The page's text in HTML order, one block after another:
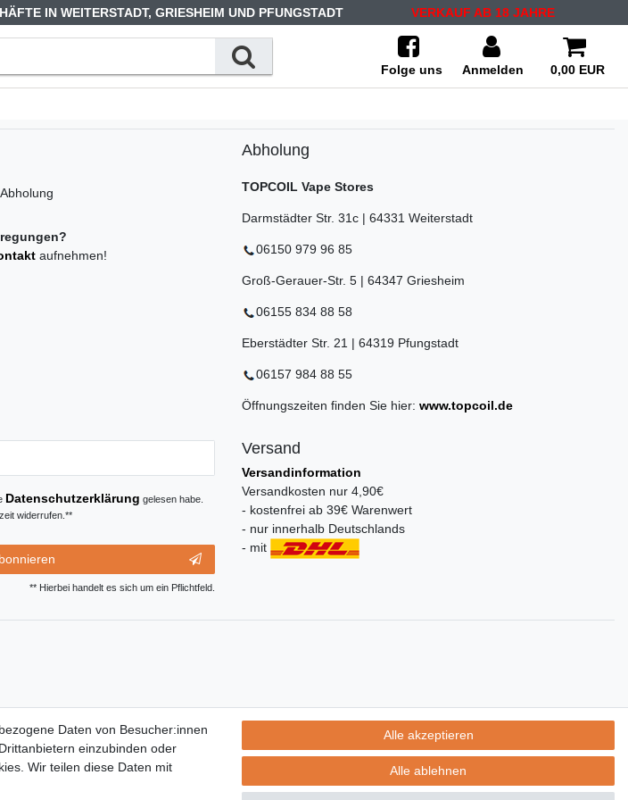
IN WEITERSTADT, GRIESHEIM UND PFUNGSTADT VERKAUF AB 18 JAHRE
Folge uns Anmelden 0,00 EUR
aufnehmen!
Abholung
TOPCOIL Vape Stores
Darmstädter Str. 31c | 64331 Weiterstadt
06150 979 96 85
Groß-Gerauer-Str. 5 | 64347 Griesheim
06155 834 88 58
Eberstädter Str. 21 | 64319 Pfungstadt
06157 984 88 55
Öffnungszeiten finden Sie hier: www.topcoil.de
Daten­schutz­erklärung gelesen habe.
widerrufen.**
** Hierbei handelt es sich um ein Pflichtfeld.
Versand
Versandinformation
Versandkosten nur 4,90€
- kostenfrei ab 39€ Warenwert
- nur innerhalb Deutschlands
- mit
Daten von Besucher:innen
einzubinden oder
Wir teilen diese Daten mit
Alle akzeptieren
Alle ablehnen